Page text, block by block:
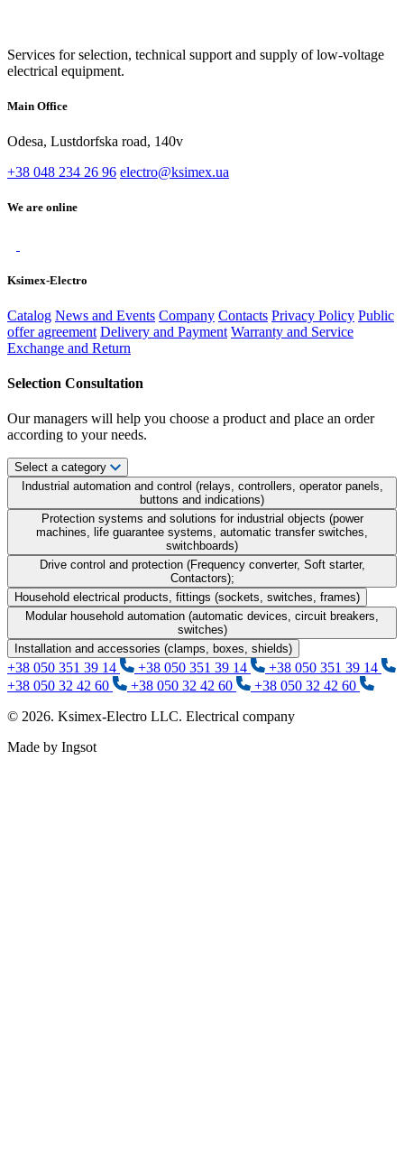
Services for selection, technical support and supply of low-voltage
electrical equipment.
Main Office
Odesa, Lustdorfska road, 140v
+38 048 234 26 96 electro@ksimex.ua
We are online
Ksimex-Electro
Catalog News and Events Company Contacts Privacy Policy Public
offer agreement Delivery and Payment Warranty and Service
Exchange and Return
Selection Consultation
Our managers will help you choose a product and place an order
according to your needs.
Select a category
Industrial automation and control (relays, controllers, operator panels,
buttons and indications)
Protection systems and solutions for industrial objects (power
machines, life guarantee systems, automatic transfer switches,
switchboards)
Drive control and protection (Frequency converter, Soft starter,
Contactors);
Household electrical products, fittings (sockets, switches, frames)
Modular household automation (automatic devices, circuit breakers,
switches)
Installation and accessories (clamps, boxes, shields)
+38 050 351 39 14 +38 050 351 39 14
+38 050 351 39 14
+38 050 32 42 60
+38 050 32 42 60
+38 050 32 42 60
© 2026. Ksimex-Electro LLC. Electrical company
Made by Ingsot